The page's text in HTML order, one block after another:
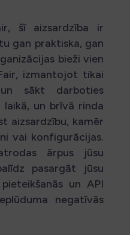
šī aizsardzība ir
gan praktiska, gan
bieži vien
izmantojot tikai
sākt darboties
laikā, un brīvā rinda
aizsardzību, kamēr
vai konfigurācijas.
ārpus jūsu
pasargāt jūsu
un API
negatīvās